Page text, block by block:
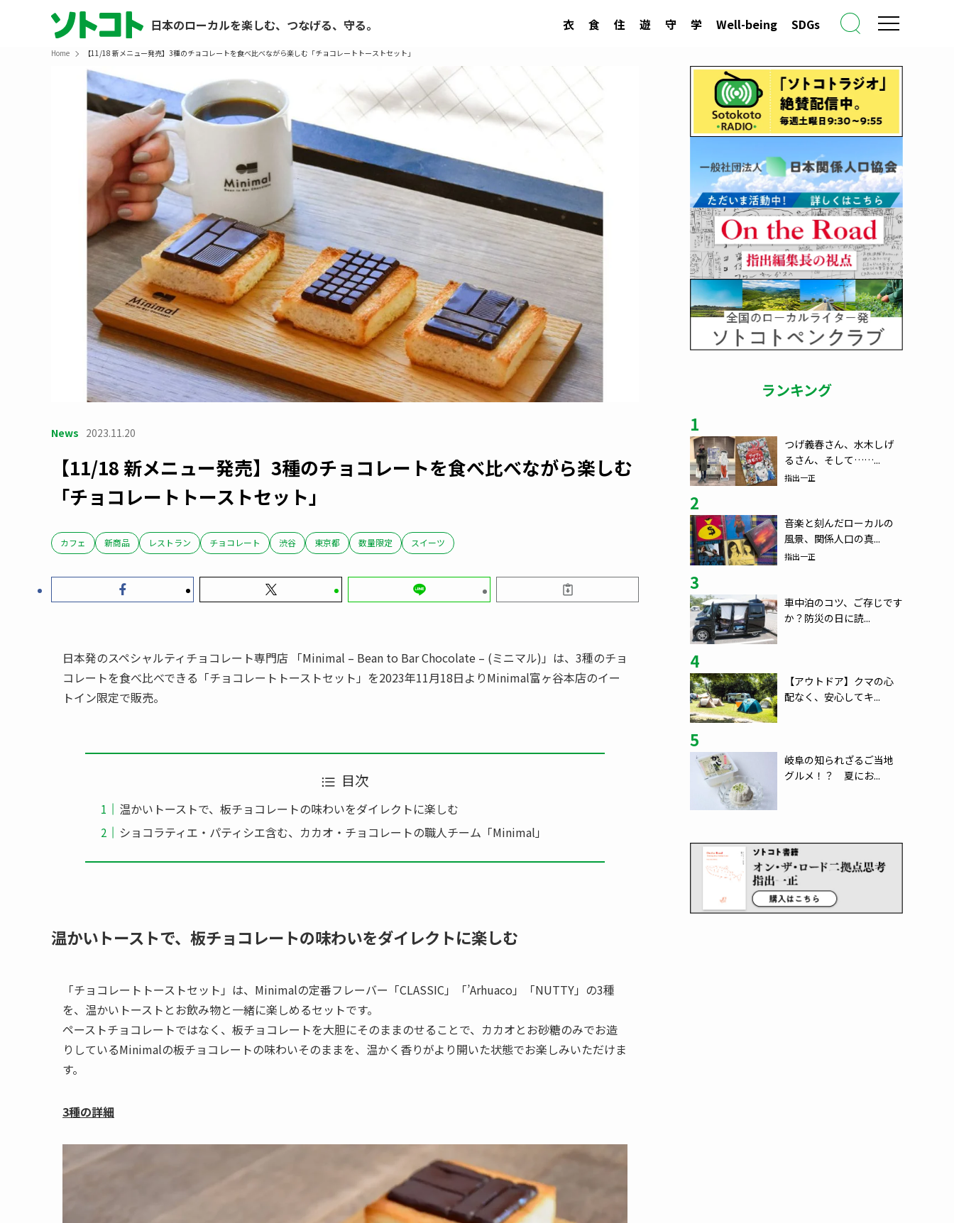
日本のローカルを楽しむ、つなげる、守る。 衣 食 住 遊 守 学 Well-being SDGs
Home 【11/18 新メニュー発売】3種のチョコレートを食べ比べながら楽しむ「チョコレートトーストセット」
News 2023.11.20
【11/18 新メニュー発売】3種のチョコレートを食べ比べながら楽しむ
「チョコレートトーストセット」
カフェ 新商品 レストラン チョコレート 渋谷 東京都 数量限定 スイーツ
日本発のスペシャルティチョコレート専門店 「Minimal – Bean to Bar Chocolate – (ミニマル)」は、3種のチョ
コレートを食べ比べできる「チョコレートトーストセット」を2023年11月18日よりMinimal富ヶ谷本店のイー
トイン限定で販売。
目次
温かいトーストで、板チョコレートの味わいをダイレクトに楽しむ
ショコラティエ・パティシエ含む、カカオ・チョコレートの職人チーム「Minimal」
温かいトーストで、板チョコレートの味わいをダイレクトに楽しむ
「チョコレートトーストセット」は、Minimalの定番フレーバー「CLASSIC」「’Arhuaco」「NUTTY」の3種
を、温かいトーストとお飲み物と一緒に楽しめるセットです。
ペーストチョコレートではなく、板チョコレートを大胆にそのままのせることで、カカオとお砂糖のみでお造
りしているMinimalの板チョコレートの味わいそのままを、温かく香りがより開いた状態でお楽しみいただけま
す。
3種の詳細
ランキング
1
つげ義春さん、水木しげ
るさん、そして……...
指出一正
2
音楽と刻んだローカルの
風景、関係人口の真...
指出一正
3
車中泊のコツ、ご存じです
か？防災の日に読...
4
【アウトドア】クマの心
配なく、安心してキ...
5
岐阜の知られざるご当地
グルメ！？ 夏にお...